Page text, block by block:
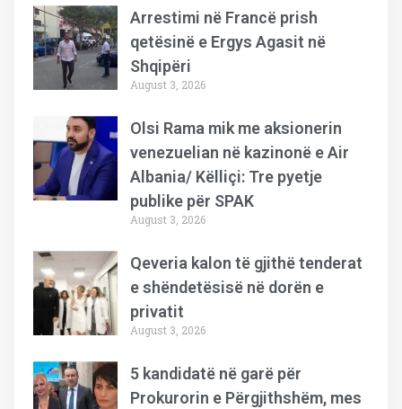
Arrestimi në Francë prish
qetësinë e Ergys Agasit në
Shqipëri
August 3, 2026
Olsi Rama mik me aksionerin
venezuelian në kazinonë e Air
Albania/ Këlliçi: Tre pyetje
publike për SPAK
August 3, 2026
Qeveria kalon të gjithë tenderat
e shëndetësisë në dorën e
privatit
August 3, 2026
5 kandidatë në garë për
Prokurorin e Përgjithshëm, mes